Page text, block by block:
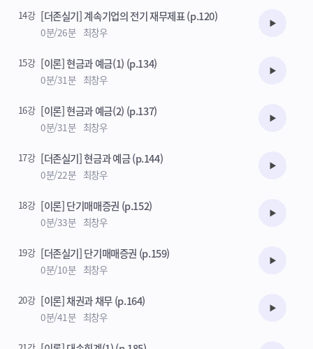
14강 [더존실기] 계속기업의 전기 재무제표 (p.120)
0분/26분 최창우 수강준비
15강 [이론] 현금과 예금(1) (p.134)
0분/31분 최창우 수강준비
16강 [이론] 현금과 예금(2) (p.137)
0분/31분 최창우 수강준비
17강 [더존실기] 현금과 예금 (p.144)
0분/22분 최창우 수강준비
18강 [이론] 단기매매증권 (p.152)
0분/33분 최창우 수강준비
19강 [더존실기] 단기매매증권 (p.159)
0분/10분 최창우 수강준비
20강 [이론] 채권과 채무 (p.164)
0분/41분 최창우 수강준비